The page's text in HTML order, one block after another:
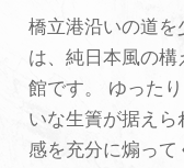
ご当地グルメ
加賀 旅先納税
FAQ
橋立港沿いの道を
は、純日本風の
館です。 ゆった
いな生簀が据え
感を充分に煽って